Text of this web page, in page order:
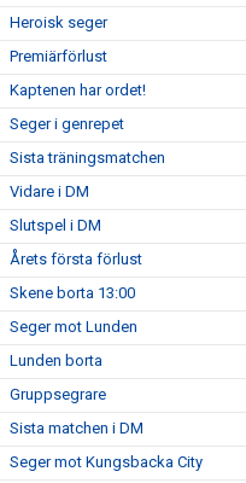
Heroisk seger
Premiärförlust
Kaptenen har ordet!
Seger i genrepet
Sista träningsmatchen
Vidare i DM
Slutspel i DM
Årets första förlust
Skene borta 13:00
Seger mot Lunden
Lunden borta
Gruppsegrare
Sista matchen i DM
Seger mot Kungsbacka City